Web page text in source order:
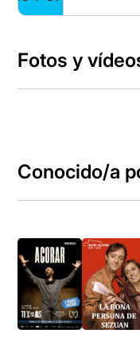
Fotos y
Conocido/a